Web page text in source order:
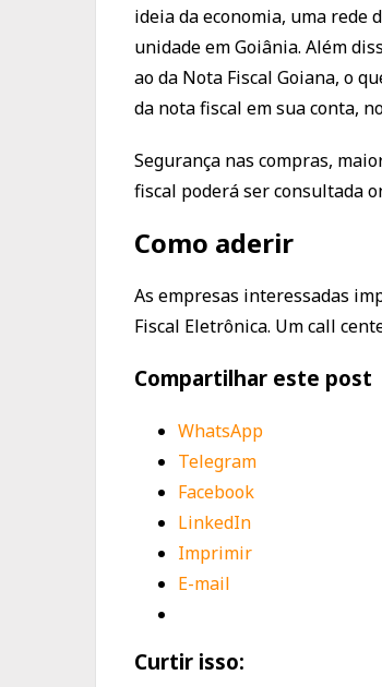
ideia da economia, uma rede
unidade em Goiânia. Além
ao da Nota Fiscal Goiana, o
da nota fiscal em sua conta,
Segurança nas compras,
fiscal poderá ser consultada
Como aderir
As empresas interessadas
Fiscal Eletrônica. Um call
Compartilhar este post
WhatsApp
Telegram
Facebook
LinkedIn
Imprimir
E-mail
Curtir isso: